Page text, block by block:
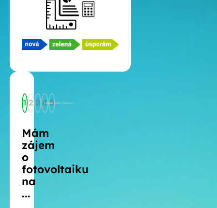
1 2 3 4 5
Mám
zájem
o
fotovoltaiku
na
...